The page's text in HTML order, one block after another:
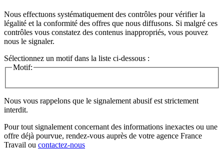
Nous effectuons systématiquement des contrôles pour vérifier la
légalité et la conformité des offres que nous diffusons. Si malgré ces
contrôles vous constatez des contenus inappropriés, vous pouvez
nous le signaler.
Sélectionnez un motif dans la liste ci-dessous :
Motif:
Nous vous rappelons que le signalement abusif est strictement
interdit.
Pour tout signalement concernant des informations inexactes ou une
offre déjà pourvue, rendez-vous auprès de votre agence France
Travail ou contactez-nous